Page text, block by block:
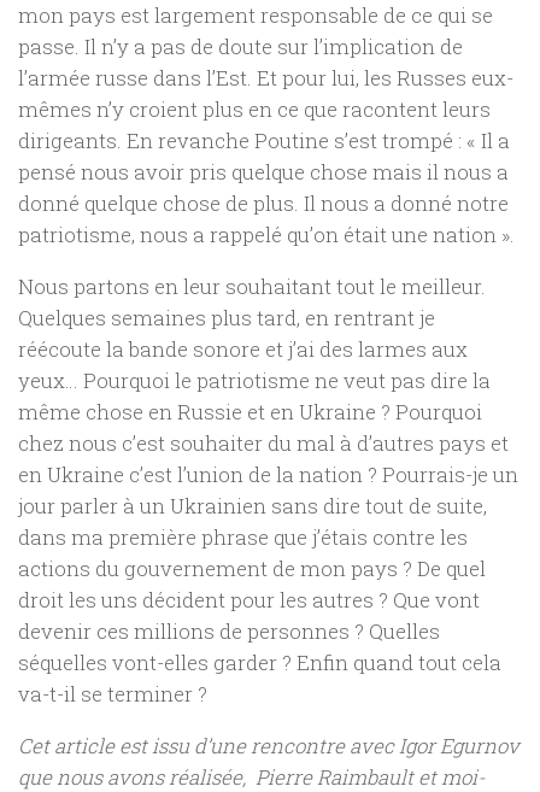
mon pays est largement responsable de ce qui se
passe. Il n’y a pas de doute sur l’implication de
l’armée russe dans l’Est. Et pour lui, les Russes eux-
mêmes n’y croient plus en ce que racontent leurs
dirigeants. En revanche Poutine s’est trompé : « Il a
pensé nous avoir pris quelque chose mais il nous a
donné quelque chose de plus. Il nous a donné notre
patriotisme, nous a rappelé qu’on était une nation ».
Nous partons en leur souhaitant tout le meilleur.
Quelques semaines plus tard, en rentrant je
réécoute la bande sonore et j’ai des larmes aux
yeux… Pourquoi le patriotisme ne veut pas dire la
même chose en Russie et en Ukraine ? Pourquoi
chez nous c’est souhaiter du mal à d’autres pays et
en Ukraine c’est l’union de la nation ? Pourrais-je un
jour parler à un Ukrainien sans dire tout de suite,
dans ma première phrase que j’étais contre les
actions du gouvernement de mon pays ? De quel
droit les uns décident pour les autres ? Que vont
devenir ces millions de personnes ? Quelles
séquelles vont-elles garder ? Enfin quand tout cela
va-t-il se terminer ?
Cet article est issu d’une rencontre avec Igor Egurnov
que nous avons réalisée, Pierre Raimbault et moi-